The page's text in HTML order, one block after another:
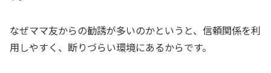
なぜママ友からの勧誘が多いのかというと、信頼関係を利
用しやすく、断りづらい環境にあるからです。